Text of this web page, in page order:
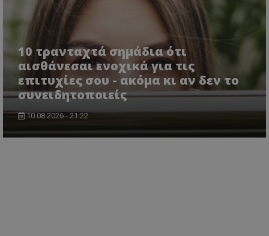
10 τρανταχτά σημάδια ότι
αισθάνεσαι ενοχικά για τις
επιτυχίες σου - ακόμα κι αν δεν το
συνειδητοποιείς
10.08.2026 - 21:22